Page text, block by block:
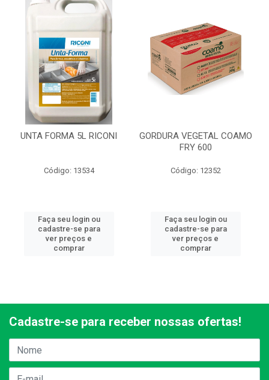
UNTA FORMA 5L RICONI
Código: 13534
Faça seu login ou
cadastre-se para
ver preços e
comprar
GORDURA VEGETAL COAMO
FRY 600
Código: 12352
Faça seu login ou
cadastre-se para
ver preços e
comprar
Cadastre-se para receber nossas ofertas!